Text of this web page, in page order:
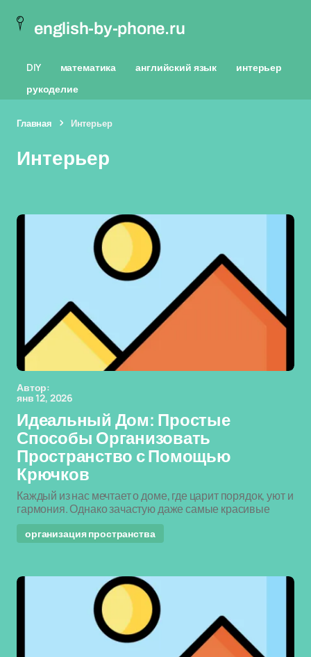
english-by-phone.ru
DIY математика английский язык
интерьер
рукоделие
Главная Интерьер
Интерьер
Автор:
янв 12, 2026
Идеальный Дом: Простые
Способы Организовать
Пространство с Помощью
Крючков
Каждый из нас мечтает о доме, где царит порядок, уют и
гармония. Однако зачастую даже самые красивые
организация пространства